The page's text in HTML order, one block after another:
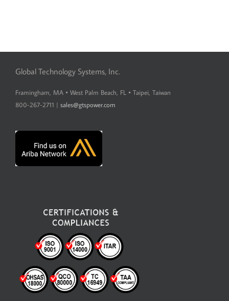
Global Technology Systems, Inc.
Framingham, MA • West Palm Beach, FL • Taipei, Taiwan
800-267-2711 | sales@gtspower.com